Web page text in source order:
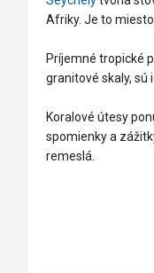
Afriky. Je to
Príjemné tropické
granitové skaly, sú
Koralové útesy
spomienky a
remeslá.